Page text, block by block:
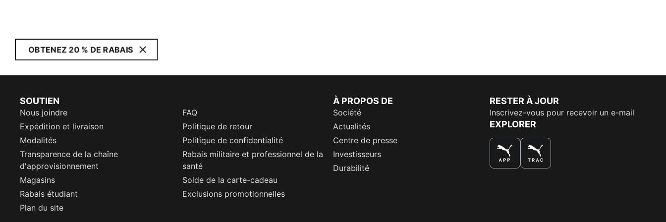
OBTENEZ 20 % DE RABAIS
SOUTIEN
Nous joindre
FAQ
Expédition et livraison
Politique de retour
Modalités
Politique de confidentialité
Transparence de la chaîne
d'approvisionnement
Rabais militaire et professionnel de la
santé
Magasins
Solde de la carte-cadeau
Rabais étudiant
Exclusions promotionnelles
Plan du site
À PROPOS DE
Société
Actualités
Centre de presse
Investisseurs
Durabilité
RESTER À JOUR
Inscrivez-vous pour recevoir un e-mail
EXPLORER